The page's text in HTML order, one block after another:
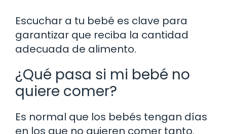
Escuchar a tu bebé es clave para
garantizar que reciba la cantidad
adecuada de alimento.
¿Qué pasa si mi bebé no
quiere comer?
Es normal que los bebés tengan días
en los que no quieren comer tanto.